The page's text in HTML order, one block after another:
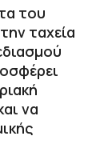
του
ταχεία
να